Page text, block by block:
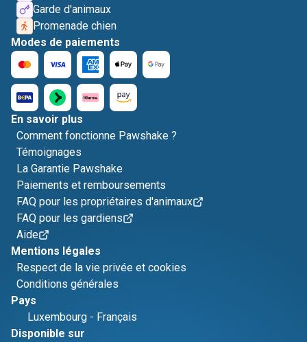
Garde d'animaux
Promenade chien
Modes de paiements
En savoir plus
Comment fonctionne Pawshake ?
Témoignages
La Garantie Pawshake
Paiements et remboursements
FAQ pour les propriétaires d'animaux
FAQ pour les gardiens
Aide
Mentions légales
Respect de la vie privée et cookies
Conditions générales
Pays
Luxembourg - Français
Disponible sur